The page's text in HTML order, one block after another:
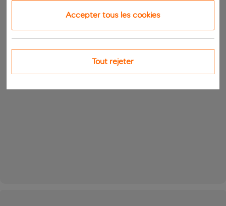
Accepter tous les cookies
Tout rejeter